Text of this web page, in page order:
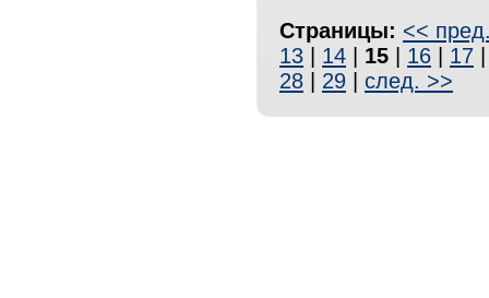
Страницы: <<
13
14 15 16 17
28
29 след. >>